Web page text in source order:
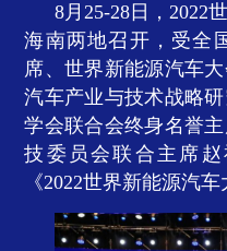
8月25-28日，2022
海南两地召开，受全
席、世界新能源汽车
汽车产业与技术战略
学会联合会终身名誉
技委员会联合主席
《2022世界新能源汽车